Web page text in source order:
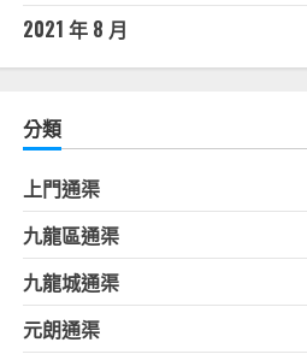
2021 年 8 月
分類
上門通渠
九龍區通渠
九龍城通渠
元朗通渠